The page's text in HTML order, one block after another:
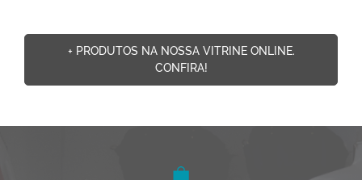
+ PRODUTOS NA NOSSA VITRINE ONLINE.
CONFIRA!